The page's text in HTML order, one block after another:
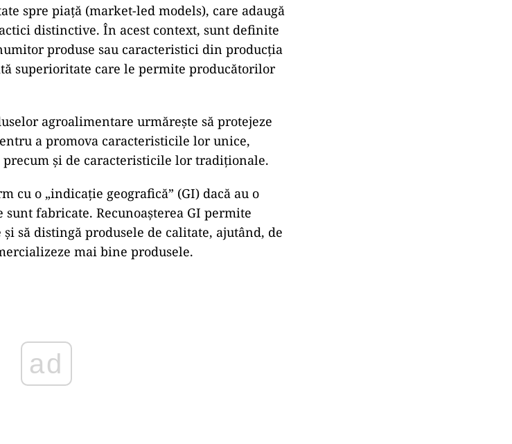
spre piață (market-led models), care adaugă
distinctive. În acest context, sunt definite
produse sau caracteristici din producția
superioritate care le permite producătorilor
agroalimentare urmărește să protejeze
a promova caracteristicile lor unice,
și de caracteristicile lor tradiționale.
cu o „indicație geografică” (GI) dacă au o
fabricate. Recunoașterea GI permite
să distingă produsele de calitate, ajutând, de
mai bine produsele.
ad